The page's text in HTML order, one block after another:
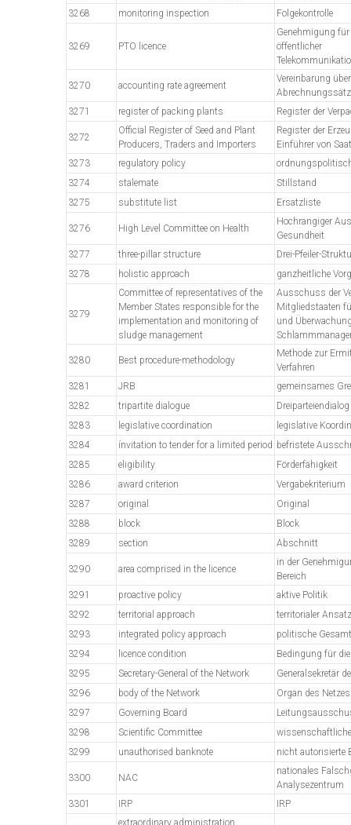
3268
monitoring inspection Folgekontrolle
3269 PTO licence
Genehmigung für
öffentlicher
3270 accounting rate agreement
Vereinbarung über
3271
register of packing plants Register der
3272
Official Register of Seed and Plant
Producers, Traders and Importers
Register der
Einführer von
3273
regulatory policy
3274
stalemate
Stillstand
3275
substitute list Ersatzliste
3276 High Level Committee on Health
Hochrangiger
Gesundheit
3277
three-pillar structure
Drei-Pfeiler-
3278
holistic approach ganzheitliche
3279
Committee of representatives of the
Member States responsible for the
implementation and monitoring of
sludge management
Ausschuss der
Mitgliedstaaten
und
3280 Best procedure-methodology
Methode zur
Verfahren
3281
JRB
gemeinsames
3282
tripartite dialogue
Dreiparteiendialog
3283
legislative coordination
legislative
3284
ínvitation to tender for a limited period befristete
3285
eligibility
Förderfähigkeit
3286
award criterion
Vergabekriterium
3287
original
Original
3288
block
Block
3289
section Abschnitt
3290 area comprised in the licence
in der
Bereich
3291
proactive policy
aktive Politik
3292
territorial approach
territorialer Ansatz
3293
integrated policy approach
politische
3294
licence condition
Bedingung für
3295
Secretary-General of the Network
Generalsekretär
3296
body of the Network
Organ des Netzes
3297
Governing Board
3298
Scientific Committee
3299
unauthorised banknote nicht autorisierte
3300 NAC
nationales
Analysezentrum
3301
IRP IRP
extraordinary administration